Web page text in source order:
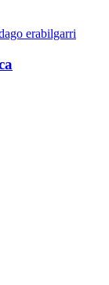
erabilgarri